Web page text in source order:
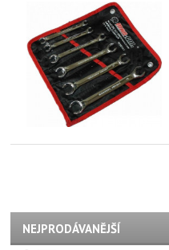
NEJPRODÁVANĚJŠÍ